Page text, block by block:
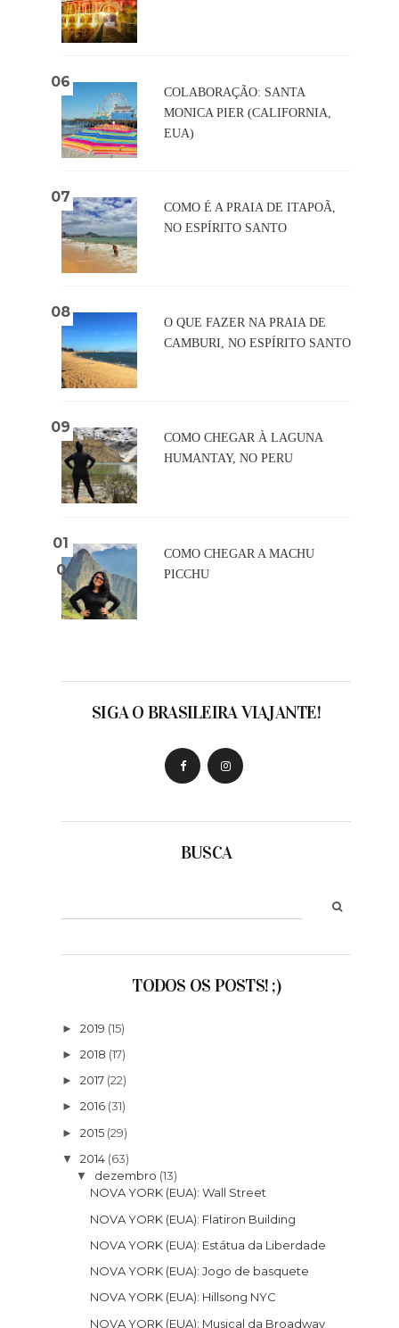
COLABORAÇÃO: SANTA
MONICA PIER (CALIFORNIA,
EUA)
COMO É A PRAIA DE ITAPOÃ,
NO ESPÍRITO SANTO
O QUE FAZER NA PRAIA DE
CAMBURI, NO ESPÍRITO SANTO
COMO CHEGAR À LAGUNA
HUMANTAY, NO PERU
COMO CHEGAR A MACHU
PICCHU
SIGA O BRASILEIRA VIAJANTE!
BUSCA
TODOS OS POSTS! ;)
► 2019 (15)
► 2018 (17)
► 2017 (22)
► 2016 (31)
► 2015 (29)
▼ 2014 (63)
▼ dezembro (13)
NOVA YORK (EUA): Wall Street
NOVA YORK (EUA): Flatiron Building
NOVA YORK (EUA): Estátua da Liberdade
NOVA YORK (EUA): Jogo de basquete
NOVA YORK (EUA): Hillsong NYC
NOVA YORK (EUA): Musical da Broadway